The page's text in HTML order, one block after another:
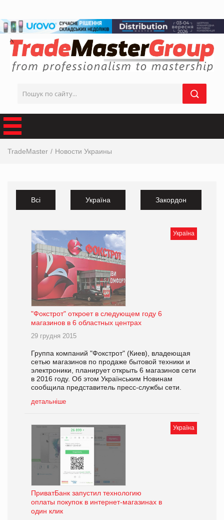
TradeMaster Новости Украины
Всі Україна Закордон
Україна
"Фокстрот" откроет в следующем году 6
магазинов в 6 областных центрах
29 грудня 2015
Группа компаний "Фокстрот" (Киев), владеющая
сетью магазинов по продаже бытовой техники и
электроники, планирует открыть 6 магазинов сети
в 2016 году. Об этом Українським Новинам
сообщила представитель пресс-службы сети.
детальніше
Україна
ПриватБанк запустил технологию
оплаты покупок в интернет-магазинах в
один клик